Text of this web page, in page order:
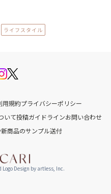
ライフスタイル
用規約プライバシーポリシー
いて投稿ガイドラインお問い合わせ
商品のサンプル送付
Design by artless, Inc.